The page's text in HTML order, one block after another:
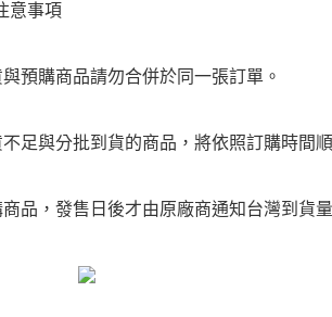
意事項
預購商品請勿合併於同一張訂單。
足與分批到貨的商品，將依照訂購時間
品，發售日後才由原廠商通知台灣到貨